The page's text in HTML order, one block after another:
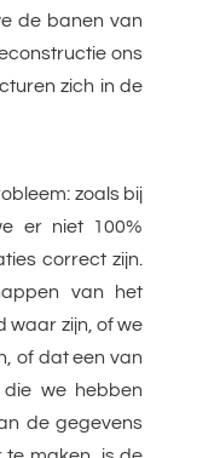
de banen van
ons
zich in de
zoals bij
er niet 100%
correct zijn.
van het
waar zijn, of we
of dat een van
we hebben
de gegevens